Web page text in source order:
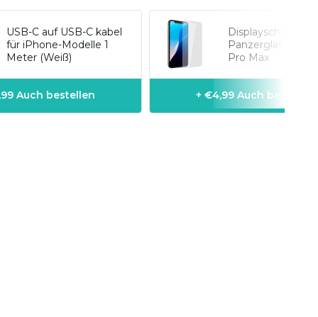
USB-C auf USB-C kabel
für iPhone-Modelle 1
Meter (Weiß)
Auch bestellen
Displayschutz
Panzerglas
Pro Max
+ €4,99 Auch bestellen